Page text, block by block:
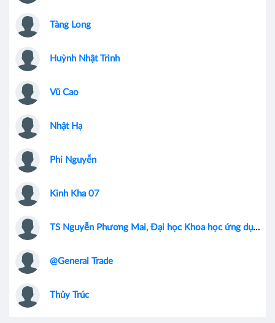
Tàng Long
Huỳnh Nhật Trình
Vũ Cao
Nhật Hạ
Phi Nguyễn
Kinh Kha 07
TS Nguyễn Phương Mai, Đại học Khoa học ứng dụng Amsterdam, Hà Lan
@General Trade
Thủy Trúc